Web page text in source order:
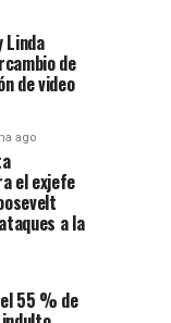
Linda
de
de video
ago
el exjefe
a la
55 % de